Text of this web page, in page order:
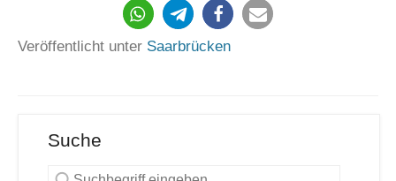
362
Veröffentlicht unter Saarbrücken
Suche